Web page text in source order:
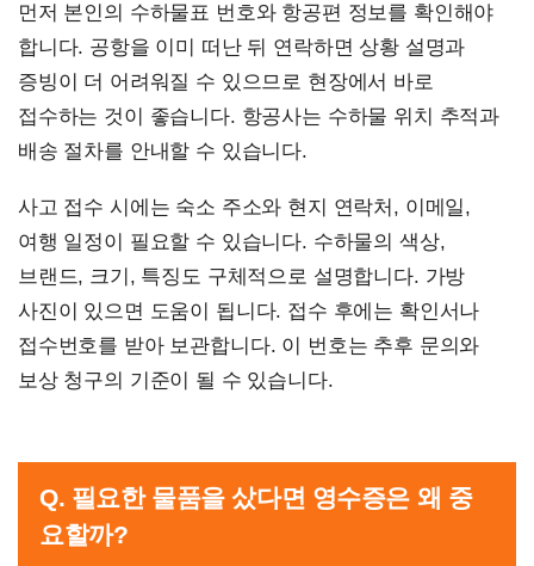
먼저 본인의 수하물표 번호와 항공편 정보를 확인해야
합니다. 공항을 이미 떠난 뒤 연락하면 상황 설명과
증빙이 더 어려워질 수 있으므로 현장에서 바로
접수하는 것이 좋습니다. 항공사는 수하물 위치 추적과
배송 절차를 안내할 수 있습니다.
사고 접수 시에는 숙소 주소와 현지 연락처, 이메일,
여행 일정이 필요할 수 있습니다. 수하물의 색상,
브랜드, 크기, 특징도 구체적으로 설명합니다. 가방
사진이 있으면 도움이 됩니다. 접수 후에는 확인서나
접수번호를 받아 보관합니다. 이 번호는 추후 문의와
보상 청구의 기준이 될 수 있습니다.
Q. 필요한 물품을 샀다면 영수증은 왜 중
요할까?